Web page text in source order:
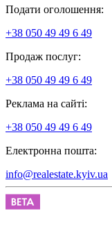
Подати оголошення:
+38 050 49 49 6 49
Продаж послуг:
+38 050 49 49 6 49
Реклама на сайті:
+38 050 49 49 6 49
Електронна пошта:
info@realestate.kyiv.ua